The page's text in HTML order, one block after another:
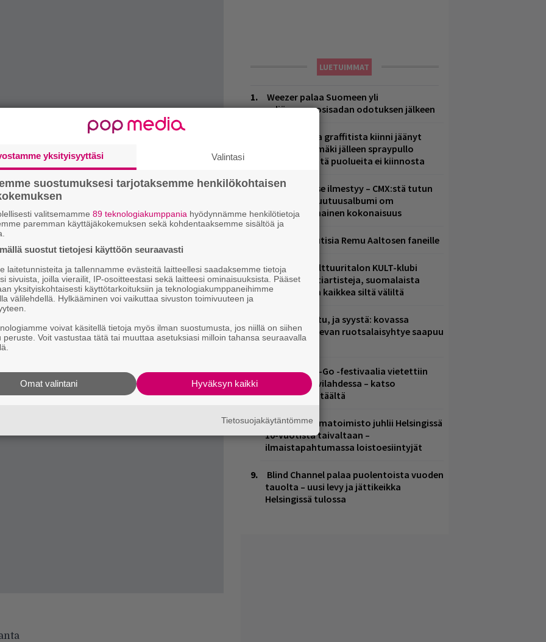
vaan akustisia versioita yhtyeen
teos. Yksi uusi biisi sentään on luvassa.
Mokoma kokeilee särötöntä
-kappaleesta, ja yhtye on soittanut
seuraavanlaisesti:
LUETUIMMAT
Weezer palaa Suomeen yli
neljännesvuosisadan odotuksen jälkeen
Laittomasta graffitista kiinni jäänyt
Paavo Arhinmäki jälleen spraypullo
kädessä – näitä puolueita ei kiinnosta
Huomenna se ilmestyy – CMX:stä tutun
A.W. Yrjänän uutuusalbumi om
mammuttimainen kokonaisuus
Mainioita uutisia Remu Aaltosen faneille
Helsingin Kulttuuritalon KULT-klubi
tarjoaa kulttiartisteja, suomalaista
osaamista ja kaikkea siltä väliltä
Kent mainittu, ja syystä: kovassa
nosteessa olevan ruotsalaisyhtye saapuu
Suomeen
Jytäkesä Go-Go -festivaalia vietettiin
Helsingin Suvilahdessa – katso
kuvagalleria täältä
Mainio ohjelmatoimisto juhlii Helsingissä
10-vuotista taivaltaan –
ilmaistapahtumassa loistoesiintyjät
Blind Channel palaa puolentoista vuoden
tauolta – uusi levy ja jättikeikka
Helsingissä tulossa
yksityisyyttäsi Valintasi
suostumuksesi tarjotaksemme henkilökohtaisen
valitsemamme 89 teknologiakumppania hyödynnämme henkilötietoja
paremman käyttäjäkokemuksen sekä kohdentaaksemme sisältöä ja
suostut tietojesi käyttöön seuraavasti
laitetunnisteita ja tallennamme evästeitä laitteellesi saadaksemme tietoja
sivuista, joilla vierailit, IP-osoitteestasi sekä laitteesi ominaisuuksista. Pääset
yksityiskohtaisesti käyttötarkoituksiin ja teknologiakumppaneihimme
välilehdellä. Hylkääminen voi vaikuttaa sivuston toimivuuteen ja
voivat käsitellä tietoja myös ilman suostumusta, jos niillä on siihen
peruste. Voit vastustaa tätä tai muuttaa asetuksiasi milloin tahansa seuraavalla
Hyväksyn kaikki
Omat valintani
Tietosuojakäytäntömme